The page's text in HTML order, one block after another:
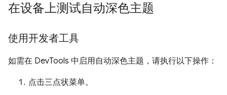
在设备上测试自动深色主题
使用开发者工具
如需在 DevTools 中启用自动深色主题，请执行以下操作：
点击三点状菜单。